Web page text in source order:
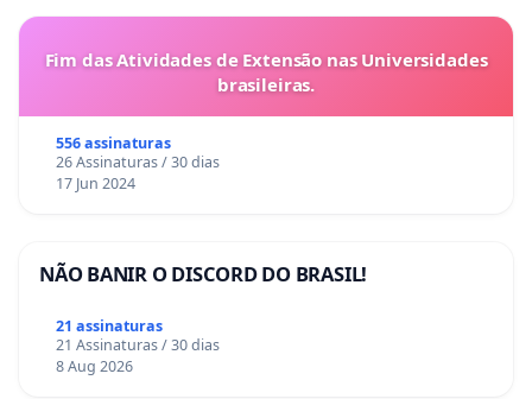
Fim das Atividades de Extensão nas Universidades
brasileiras.
556 assinaturas
26 Assinaturas / 30 dias
17 Jun 2024
NÃO BANIR O DISCORD DO BRASIL!
21 assinaturas
21 Assinaturas / 30 dias
8 Aug 2026